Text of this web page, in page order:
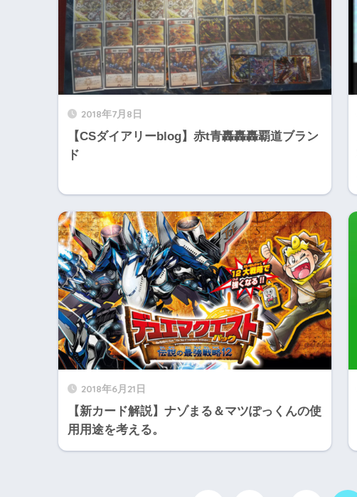
2018年7月8日
【CSダイアリーblog】赤t青轟轟轟覇道ブラン
ド
2018年6月21日
【新カード解説】ナゾまる＆マツぽっくんの使
用用途を考える。